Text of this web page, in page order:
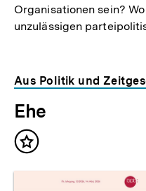
Organisationen sein?
unzulässigen
Aus Politik und
Ehe
Inhalt